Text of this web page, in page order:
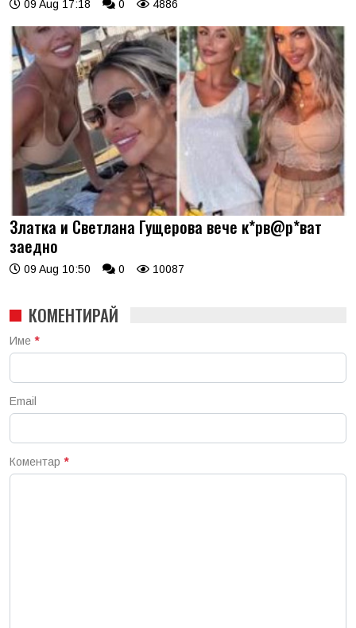
09 Aug 17:18 0 4886
Златка и Светлана Гущерова вече к*рв@р*ват
заедно
09 Aug 10:50 0 10087
КОМЕНТИРАЙ
Име *
Email
Коментар *